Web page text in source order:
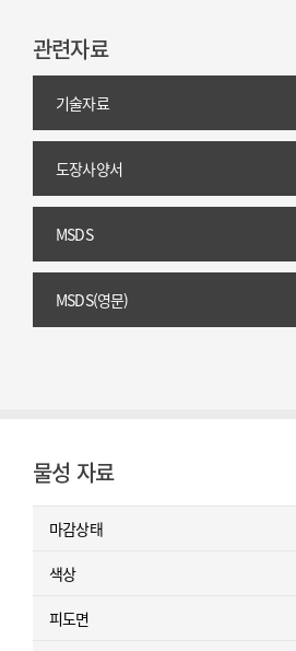
관련자료
기술자료
도장사양서
MSDS
MSDS(영문)
물성 자료
마감상태
색상
피도면